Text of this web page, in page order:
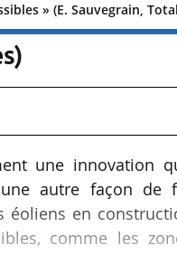
» (E. Sauvegrain,
une innovation
une autre façon de
éoliens en
comme les